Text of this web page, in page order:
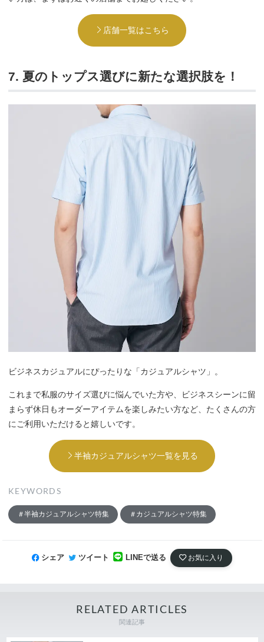
店舗一覧はこちら
7. 夏のトップス選びに新たな選択肢を！
ビジネスカジュアルにぴったりな「カジュアルシャツ」。
これまで私服のサイズ選びに悩んでいた方や、ビジネスシーンに留
まらず休日もオーダーアイテムを楽しみたい方など、たくさんの方
にご利用いただけると嬉しいです。
半袖カジュアルシャツ一覧を見る
KEYWORDS
半袖カジュアルシャツ特集 カジュアルシャツ特集
シェア ツイート LINEで送る お気に入り
RELATED ARTICLES
関連記事